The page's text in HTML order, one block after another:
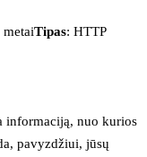
metaiTipas: HTTP
informaciją, nuo kurios
pavyzdžiui, jūsų